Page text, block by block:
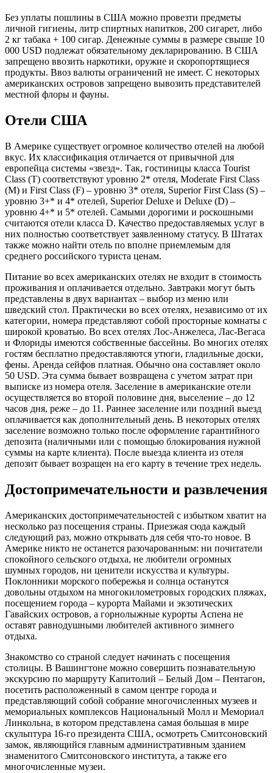
Без уплаты пошлины в США можно провезти предметы
личной гигиены, литр спиртных напитков, 200 сигарет, либо
2 кг табака + 100 сигар. Денежные суммы в размере свыше 10
000 USD подлежат обязательному декларированию. В США
запрещено ввозить наркотики, оружие и скоропортящиеся
продукты. Ввоз валюты ограничений не имеет. С некоторых
американских островов запрещено вывозить представителей
местной флоры и фауны.
Отели США
В Америке существует огромное количество отелей на любой
вкус. Их классификация отличается от привычной для
европейца системы «звезд». Так, гостиницы класса Tourist
Class (T) соответствуют уровню 2* отеля, Moderate First Class
(M) и First Class (F) – уровню 3* отеля, Superior First Class (S) –
уровню 3+* и 4* отелей, Superior Deluxe и Deluxe (D) –
уровню 4+* и 5* отелей. Самыми дорогими и роскошными
считаются отели класса D. Качество предоставляемых услуг в
них полностью соответствует заявленному статусу. В Штатах
также можно найти отель по вполне приемлемым для
среднего российского туриста ценам.
Питание во всех американских отелях не входит в стоимость
проживания и оплачивается отдельно. Завтраки могут быть
представлены в двух вариантах – выбор из меню или
шведский стол. Практически во всех отелях, независимо от их
категории, номера представляют собой просторные комнаты с
широкой кроватью. Во всех отелях Лос-Анжелеса, Лас-Вегаса
и Флориды имеются собственные бассейны. Во многих отелях
гостям бесплатно предоставляются утюги, гладильные доски,
фены. Аренда сейфов платная. Обычно она составляет около
50 USD. Эта сумма бывает возвращена с учетом затрат при
выписке из номера отеля. Заселение в американские отели
осуществляется во второй половине дня, выселение – до 12
часов дня, реже – до 11. Раннее заселение или поздний выезд
оплачивается как дополнительный день. В некоторых отелях
заселение возможно только после оформление гарантийного
депозита (наличными или с помощью блокирования нужной
суммы на карте клиента). После выезда клиента из отеля
депозит бывает возращен на его карту в течение трех недель.
Достопримечательности и развлечения
Американских достопримечательностей с избытком хватит на
несколько раз посещения страны. Приезжая сюда каждый
следующий раз, можно открывать для себя что-то новое. В
Америке никто не останется разочарованным: ни почитатели
спокойного сельского отдыха, не любители огромных
шумных городов, ни ценители искусства и культуры.
Поклонники морского побережья и солнца останутся
довольны отдыхом на многокилометровых городских пляжах,
посещением города – курорта Майами и экзотических
Гавайских островов, а горнолыжные курорты Аспена не
оставят равнодушными любителей активного зимнего
отдыха.
Знакомство со страной следует начинать с посещения
столицы. В Вашингтоне можно совершить познавательную
экскурсию по маршруту Капитолий – Белый Дом – Пентагон,
посетить расположенный в самом центре города и
представляющий собой собрание многочисленных музеев и
мемориальных комплексов Национальный Молл и Мемориал
Линкольна, в котором представлена самая большая в мире
скульптура 16-го президента США, осмотреть Смитсоновский
замок, являющийся главным административным зданием
знаменитого Смитсоновского института, а также его
многочисленные музеи.